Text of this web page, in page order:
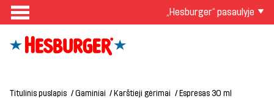
„Hesburger“ pasaulyje
Titulinis puslapis Gaminiai Karštieji gėrimai Espresas 30 ml